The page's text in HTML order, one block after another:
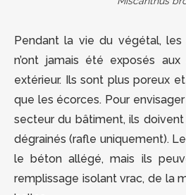
Pendant la vie du végétal,
n’ont jamais été exposés
extérieur. Ils sont plus poreux
que les écorces. Pour
secteur du bâtiment, ils
dégrainés (rafle uniquement).
le béton allégé, mais ils
remplissage isolant vrac, de la